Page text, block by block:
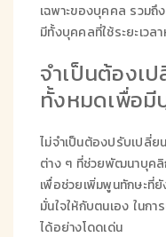
เฉพาะของบุคคล รวมถึ
มีทั้งบุคคลที่ใช้ระยะเวล
จำเป็นต้องเ
ทั้งหมดเพื่อมี
ไม่จำเป็นต้องปรับเปลี่ย
ต่าง ๆ ที่ช่วยพัฒนาบุคลิ
เพื่อช่วยเพิ่มพูนทักษะที่
มั่นใจให้กับตนเอง ในก
ได้อย่างโดดเด่น